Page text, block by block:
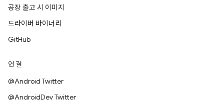
공장 출고 시 이미지
드라이버 바이너리
GitHub
연결
@Android Twitter
@AndroidDev Twitter